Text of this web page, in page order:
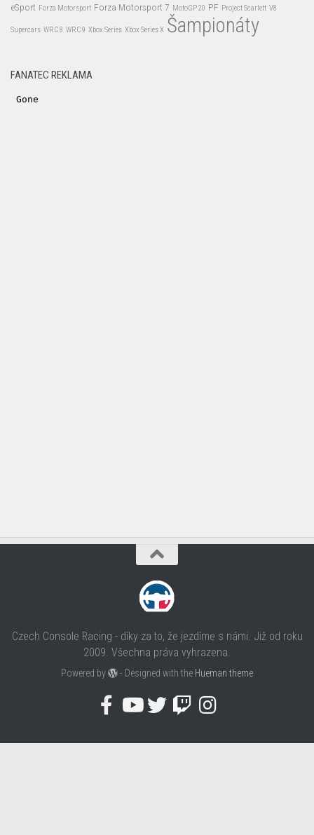
eSport Forza Motorsport Forza Motorsport 7 MotoGP 20 PF Project Scarlett V8
Supercars WRC 8 WRC 9 Xbox Series Xbox Series X Šampionáty
FANATEC REKLAMA
Czech Console Racing - díky za to, že jezdíme s námi. Již od roku
2009. Všechna práva vyhrazena.
Powered by - Designed with the Hueman theme